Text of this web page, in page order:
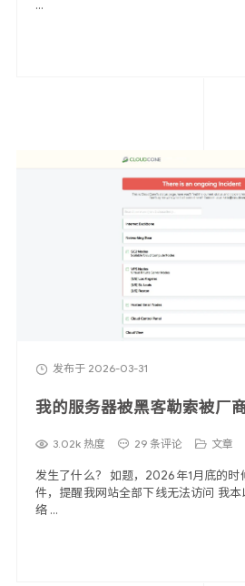
...
发布于 2026-03-31
我的服务器被黑客勒索被厂
3.02k 热度 29 条评论 文章
发生了什么？ 如题，2026年1月底的时
件，提醒我网站全部下线无法访问 我
络 ...
关于我